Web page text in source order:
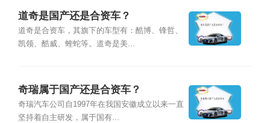
道奇是国产还是合资车？
道奇是合资车，其旗下的车型有：酷博、锋哲、
凯领、酷威、蝰蛇等。道奇是美...
奇瑞属于国产还是合资车？
奇瑞汽车公司自1997年在我国安徽成立以来一直
坚持着自主研发，属于国有...